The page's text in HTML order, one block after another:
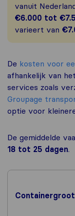
vanuit
€6.000 tot
varieert van
De kosten voor
afhankelijk van
services zoals
Groupage
optie voor
De gemiddelde
18 tot 25 dagen.